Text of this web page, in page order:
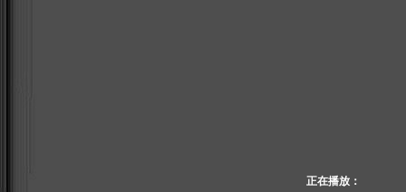
正在播放：